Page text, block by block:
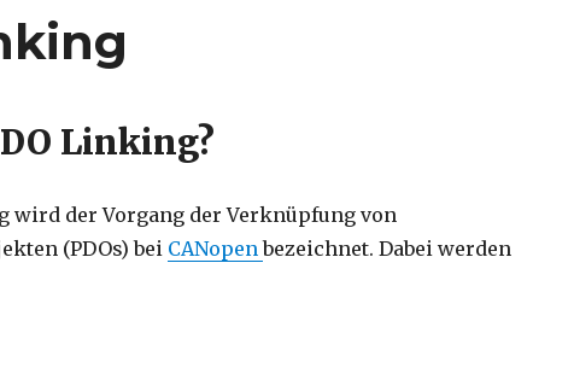
Linking?
wird der Vorgang der Verknüpfung von
(PDOs) bei CANopenbezeichnet. Dabei werden